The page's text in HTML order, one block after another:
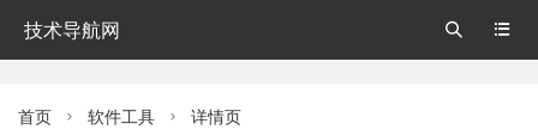
技术导航网 

首页  软件工具  详情页